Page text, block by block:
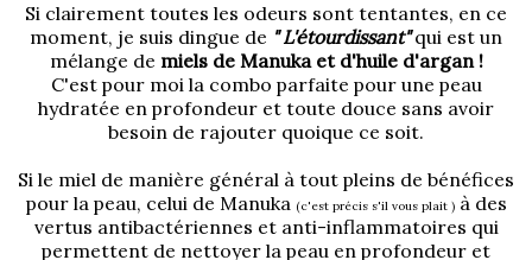
Si clairement toutes les odeurs sont tentantes, en ce
moment, je suis dingue de " L'étourdissant"qui est un
mélange de miels de Manuka et d'huile d'argan !
C'est pour moi la combo parfaite pour une peau
hydratée en profondeur et toute douce sans avoir
besoin de rajouter quoique ce soit.
Si le miel de manière général à tout pleins de bénéfices
pour la peau, celui de Manuka (c'est précis s'il vous plait )à des
vertus antibactériennes et anti-inflammatoires qui
permettent de nettoyer la peau en profondeur et